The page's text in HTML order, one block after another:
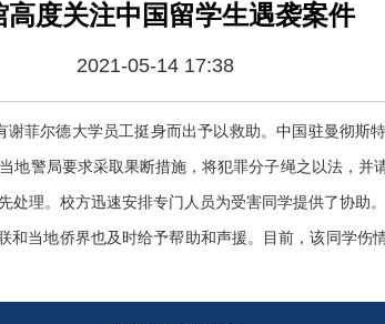
高度关注中国留学生遇袭案件
2021-05-14 17:38
尔德大学员工挺身而出予以救助。中国驻曼彻斯
地警局要求采取果断措施，将犯罪分子绳之以法，并
理。校方迅速安排专门人员为受害同学提供了协助。
当地侨界也及时给予帮助和声援。目前，该同学伤